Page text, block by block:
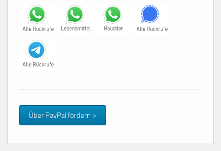
Über PayPal fördern >